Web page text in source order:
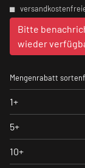
Bitte
wieder
Mengenrabatt
1+
5+
10+